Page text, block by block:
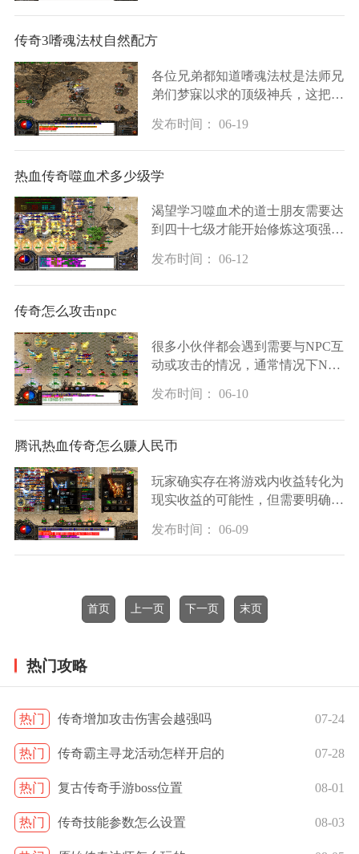
为集中的刷新地点在石墓七层。该
区域会定时刷新大
传奇3嗜魂法杖自然配方
各位兄弟都知道嗜魂法杖是法师兄
弟们梦寐以求的顶级神兵，这把武
魂法杖最核心的属性就是自然系魔
法的加成，这决定了法师兄弟们输
出能力的高低。
发布时间： 06-19
热血传奇噬血术多少级学
渴望学习噬血术的道士朋友需要达
到四十七级才能开始修炼这项强大
普通技巧，而是需要你先经历一段
成长之路才能接触到的高级法术。
发布时间： 06-12
传奇怎么攻击npc
很多小伙伴都会遇到需要与NPC互
动或攻击的情况，通常情况下NPC
特定任务或场景中，我们可能需要
对抗NPC来完成挑战。这时掌握正
确的攻击方法就显得
发布时间： 06-10
腾讯热血传奇怎么赚人民币
玩家确实存在将游戏内收益转化为
现实收益的可能性，但需要明确这
支持。游戏本身作为娱乐产品，其
设计初衷是提供娱乐体验，通过游
发布时间： 06-09
首页 上一页 下一页 末页
热门攻略
热门 传奇增加攻击伤害会越强吗 07-24
热门 传奇霸主寻龙活动怎样开启的 07-28
热门 复古传奇手游boss位置 08-01
热门 传奇技能参数怎么设置 08-03